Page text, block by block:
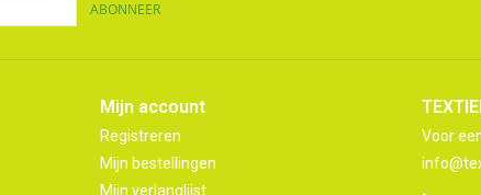
ABONNEER
Mijn account
Registreren
Mijn bestellingen
Mijn verlanglijst
Voor